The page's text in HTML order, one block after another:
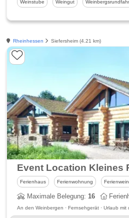
Weinstube Weingut
Rheinhessen Siefersheim (4.21 km)
Ferienhaus Ferienwohnung
Maximale Belegung:16
An den Weinbergen · Fernsehgerät · Urlaub mit